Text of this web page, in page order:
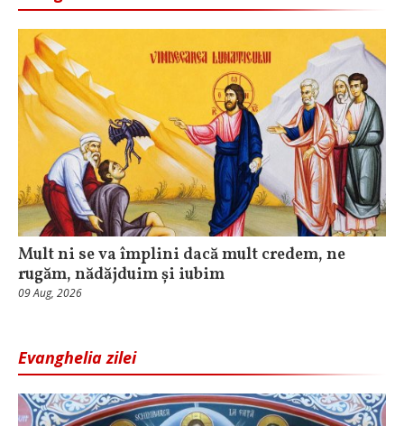
Mult ni se va împlini dacă mult credem, ne
rugăm, nădăjduim și iubim
09 Aug, 2026
Evanghelia zilei